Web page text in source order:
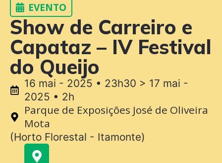
EVENTO
Show de Carreiro e
Capataz – IV Festival
do Queijo
16 mai - 2025 • 23h30 > 17 mai -
2025 • 2h
Parque de Exposições José de Oliveira
Mota
(Horto Florestal - Itamonte)